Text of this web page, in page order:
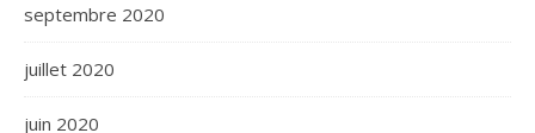
septembre 2020
juillet 2020
juin 2020